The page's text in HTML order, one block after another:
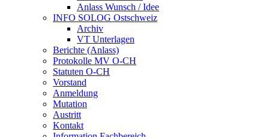
Anlass Wunsch / Idee
INFO SOLOG Ostschweiz
Archiv
VT Unterlagen
Berichte (Anlass)
Protokolle MV O-CH
Statuten O-CH
Vorstand
Anmeldung
Mutation
Austritt
Kontakt